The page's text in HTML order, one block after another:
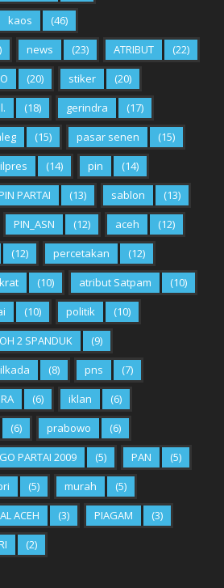
kaos
(46)
news (23) ATRIBUT
(22)
(20) stiker
(20)
(18) gerindra
(17)
(15) pasar senen
(15)
(14) pin
(14)
PARTAI (13) sablon
(13)
PIN_ASN (12) aceh
(12)
(12) percetakan
(12)
(10) atribut Satpam
(10)
(10) politik
(10)
2 SPANDUK
(9)
(8) pns
(7)
(6) iklan
(6)
(6) prabowo
(6)
PARTAI 2009 (5) PAN
(5)
(5) murah
(5)
ACEH (3) PIAGAM
(3)
(2)